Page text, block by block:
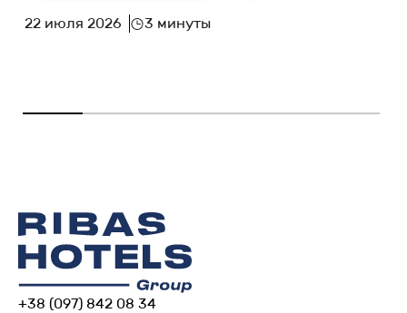
22 июля 2026 3 минуты
+38 (097) 842 08 34